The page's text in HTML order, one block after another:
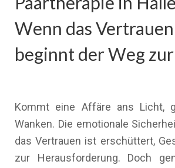
Wenn das
beginnt der Weg
Kommt eine Affäre ans Licht,
Wanken. Die emotionale
das Vertrauen ist erschüttert,
zur Herausforderung. Doch